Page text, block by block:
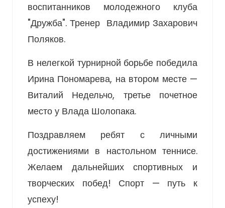
воспитанников молодежного клуба
"Дружба". Тренер Владимир Захарович
Поляков.
В нелегкой турнирной борьбе победила
Ирина Пономарева, на втором месте —
Виталий Недельчо, третье почетное
место у Влада Шолопака.
Поздравляем ребят с личными
достижениями в настольном теннисе.
Желаем дальнейших спортивных и
творческих побед! Спорт — путь к
успеху!